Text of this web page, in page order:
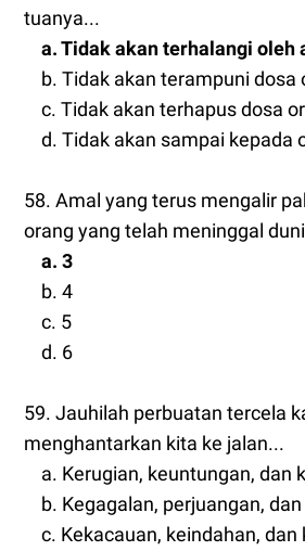
tuanya...
a. Tidak akan terhalangi oleh
b. Tidak akan terampuni dosa
c. Tidak akan terhapus dosa
d. Tidak akan sampai kepada
58. Amal yang terus mengalir
orang yang telah meninggal
a. 3
b. 4
c. 5
d. 6
59. Jauhilah perbuatan tercela
menghantarkan kita ke jalan...
a. Kerugian, keuntungan, dan
b. Kegagalan, perjuangan,
c. Kekacauan, keindahan, dan